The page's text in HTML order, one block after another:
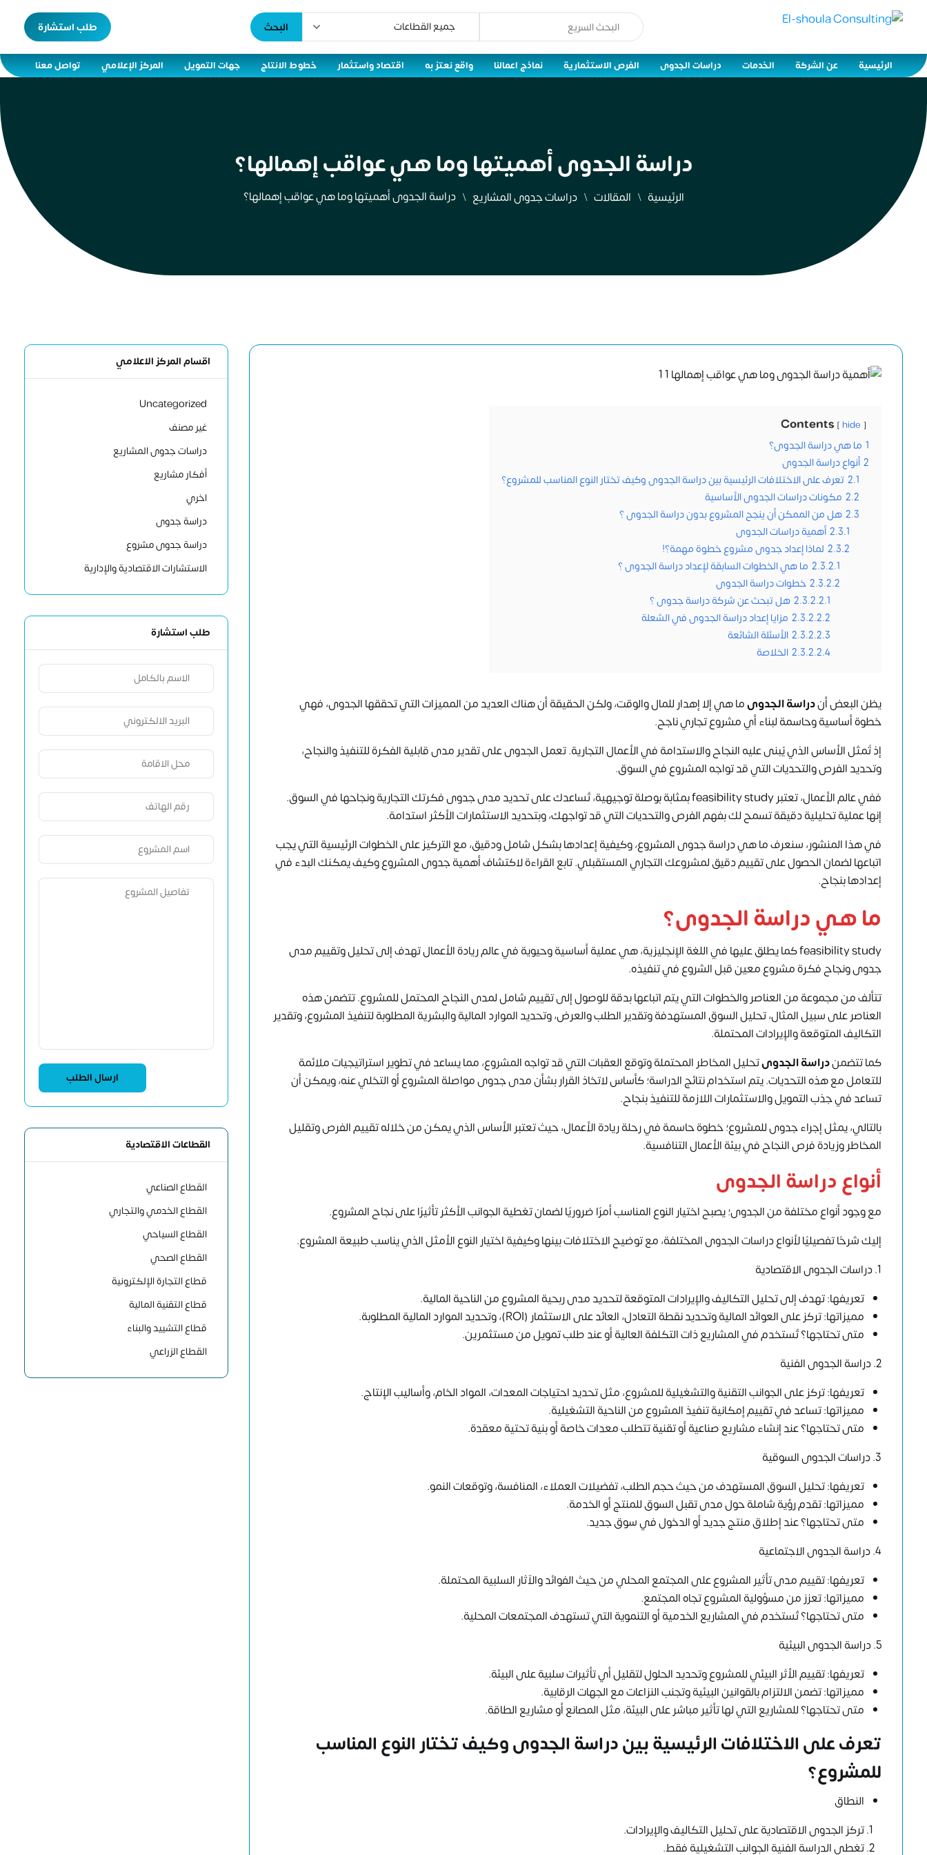
البحث طلب استشارة
الرئيسية عن الشركة الخدمات دراسات الجدوى الفرص الاستثمارية نماذج اعمالنا واقع نعتز به اقتصاد واستثمار خطوط الانتاج جهات التمويل المركز الإعلامي تواصل معنا
دراسة الجدوى أهميتها وما هي عواقب إهمالها؟
الرئيسية المقالات دراسات جدوى المشاريع دراسة الجدوى أهميتها وما هي عواقب إهمالها؟
Contents hide
1 ما هي دراسة الجدوى؟
2 أنواع دراسة الجدوى
2.1 تعرف على الاختلافات الرئيسية بين دراسة الجدوى وكيف تختار النوع المناسب للمشروع؟
2.2 مكونات دراسات الجدوى الأساسية
2.3 هل من الممكن أن ينجح المشروع بدون دراسة الجدوى ؟
2.3.1 أهمية دراسات الجدوى
2.3.2 لماذا إعداد جدوى مشروع خطوة مهمة؟!
2.3.2.1 ما هي الخطوات السابقة لإعداد دراسة الجدوى ؟
2.3.2.2 خطوات دراسة الجدوى
2.3.2.2.1 هل تبحث عن شركة دراسة جدوى ؟
2.3.2.2.2 مزايا إعداد دراسة الجدوى في الشعلة
2.3.2.2.3 الأسئلة الشائعة
2.3.2.2.4 الخلاصة
يظن البعض أندراسة الجدوىما هي إلا إهدار للمال والوقت، ولكن الحقيقة أن هناك العديد من المميزات التي تحققها الجدوى، فهي
خطوة أساسية وحاسمة لبناء أي مشروع تجاري ناجح.
إذ تًمثل الأساس الذي يُبنى عليه النجاح والاستدامة في الأعمال التجارية. تعمل الجدوى على تقدير مدى قابلية الفكرة للتنفيذ والنجاح،
وتحديد الفرص والتحديات التي قد تواجه المشروع في السوق.
ففي عالم الأعمال، تعتبرfeasibility studyبمثابة بوصلة توجيهية، تُساعدك على تحديد مدى جدوى فكرتك التجارية ونجاحها في السوق.
إنها عملية تحليلية دقيقة تسمح لك بفهم الفرص والتحديات التي قد تواجهك، وبتحديد الاستثمارات الأكثر استدامة.
في هذا المنشور، سنعرف ما هي دراسة جدوى المشروع، وكيفية إعدادها بشكل شامل ودقيق، مع التركيز على الخطوات الرئيسية التي يجب
اتباعها لضمان الحصول على تقييم دقيق لمشروعك التجاري المستقبلي. تابع القراءة لاكتشاف أهمية جدوى المشروع وكيف يمكنك البدء في
إعدادها بنجاح.
ما هي دراسة الجدوى؟
feasibility study كما يطلق عليها في اللغة الإنجليزية، هي عملية أساسية وحيوية في عالم ريادة الأعمال تهدف إلى تحليل وتقييم مدى
جدوى ونجاح فكرة مشروع معين قبل الشروع في تنفيذه.
تتألف من مجموعة من العناصر والخطوات التي يتم اتباعها بدقة للوصول إلى تقييم شامل لمدى النجاح المحتمل للمشروع. تتضمن هذه
العناصر على سبيل المثال، تحليل السوق المستهدفة وتقدير الطلب والعرض، وتحديد الموارد المالية والبشرية المطلوبة لتنفيذ المشروع، وتقدير
التكاليف المتوقعة والإيرادات المحتملة.
كما تتضمندراسة الجدوىتحليل المخاطر المحتملة وتوقع العقبات التي قد تواجه المشروع، مما يساعد في تطوير استراتيجيات ملائمة
للتعامل مع هذه التحديات. يتم استخدام نتائج الدراسة؛ كأساس لاتخاذ القرار بشأن مدى جدوى مواصلة المشروع أو التخلي عنه، ويمكن أن
تساعد في جذب التمويل والاستثمارات اللازمة للتنفيذ بنجاح.
بالتالي، يمثل إجراء جدوى للمشروع؛ خطوة حاسمة في رحلة ريادة الأعمال، حيث تعتبر الأساس الذي يمكن من خلاله تقييم الفرص وتقليل
المخاطر وزيادة فرص النجاح في بيئة الأعمال التنافسية.
أنواع دراسة الجدوى
مع وجود أنواع مختلفة من الجدوى؛ يصبح اختيار النوع المناسب أمرًا ضروريًا لضمان تغطية الجوانب الأكثر تأثيرًا على نجاح المشروع.
إليك شرحًا تفصيليًا لأنواع دراسات الجدوى المختلفة، مع توضيح الاختلافات بينها وكيفية اختيار النوع الأمثل الذي يناسب طبيعة المشروع.
1. دراسات الجدوى الاقتصادية
تعريفها: تهدف إلى تحليل التكاليف والإيرادات المتوقعة لتحديد مدى ربحية المشروع من الناحية المالية.
مميزاتها: تركز على العوائد المالية وتحديد نقطة التعادل، العائد على الاستثمار (ROI)، وتحديد الموارد المالية المطلوبة.
متى تحتاجها؟ تُستخدم في المشاريع ذات التكلفة العالية أو عند طلب تمويل من مستثمرين.
2. دراسة الجدوى الفنية
تعريفها: تركز على الجوانب التقنية والتشغيلية للمشروع، مثل تحديد احتياجات المعدات، المواد الخام، وأساليب الإنتاج.
مميزاتها: تساعد في تقييم إمكانية تنفيذ المشروع من الناحية التشغيلية.
متى تحتاجها؟ عند إنشاء مشاريع صناعية أو تقنية تتطلب معدات خاصة أو بنية تحتية معقدة.
3. دراسات الجدوى السوقية
تعريفها: تحليل السوق المستهدف من حيث حجم الطلب، تفضيلات العملاء، المنافسة، وتوقعات النمو.
مميزاتها: تقدم رؤية شاملة حول مدى تقبل السوق للمنتج أو الخدمة.
متى تحتاجها؟ عند إطلاق منتج جديد أو الدخول في سوق جديد.
4. دراسة الجدوى الاجتماعية
تعريفها: تقييم مدى تأثير المشروع على المجتمع المحلي من حيث الفوائد والآثار السلبية المحتملة.
مميزاتها: تعزز من مسؤولية المشروع تجاه المجتمع.
متى تحتاجها؟ تُستخدم في المشاريع الخدمية أو التنموية التي تستهدف المجتمعات المحلية.
5. دراسة الجدوى البيئية
تعريفها: تقييم الأثر البيئي للمشروع وتحديد الحلول لتقليل أي تأثيرات سلبية على البيئة.
مميزاتها: تضمن الالتزام بالقوانين البيئية وتجنب النزاعات مع الجهات الرقابية.
متى تحتاجها؟ للمشاريع التي لها تأثير مباشر على البيئة، مثل المصانع أو مشاريع الطاقة.
تعرف على الاختلافات الرئيسية بين دراسة الجدوى وكيف تختار النوع المناسب
للمشروع؟
النطاق
تركز الجدوى الاقتصادية على تحليل التكاليف والإيرادات.
تغطي الدراسة الفنية الجوانب التشغيلية فقط.
اقسام المركز الاعلامي
Uncategorized
غير مصنف
دراسات جدوى المشاريع
أفكار مشاريع
اخري
دراسة جدوى
دراسة جدوى مشروع
الاستشارات الاقتصادية والإدارية
طلب استشارة
القطاعات الاقتصادية
القطاع الصناعي
القطاع الخدمي والتجاري
القطاع السياحي
القطاع الصحي
قطاع التجارة الإلكترونية
قطاع التقنية المالية
قطاع التشييد والبناء
القطاع الزراعي